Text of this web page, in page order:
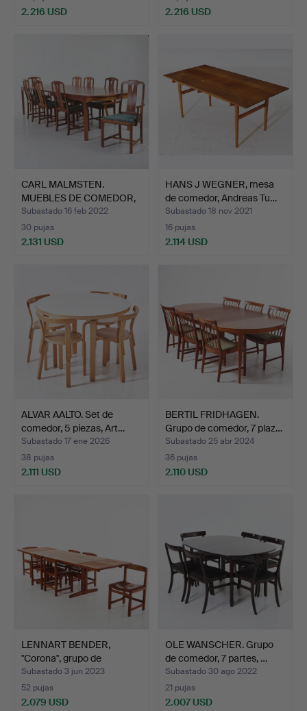
2.216 USD 2.216 USD
CARL MALMSTEN.
MUEBLES DE COMEDOR,
"Ambass…
Subastado 16 feb 2022
30 pujas
2.131 USD
HANS J WEGNER, mesa
de comedor, Andreas Tu…
Subastado 18 nov 2021
16 pujas
2.114 USD
ALVAR AALTO. Set de
comedor, 5 piezas, Art…
Subastado 17 ene 2026
38 pujas
2.111 USD
BERTIL FRIDHAGEN.
Grupo de comedor, 7 plaz…
Subastado 25 abr 2024
36 pujas
2.110 USD
LENNART BENDER,
"Corona", grupo de
comedor…
Subastado 3 jun 2023
52 pujas
2.079 USD
OLE WANSCHER. Grupo
de comedor, 7 partes, …
Subastado 30 ago 2022
21 pujas
2.007 USD